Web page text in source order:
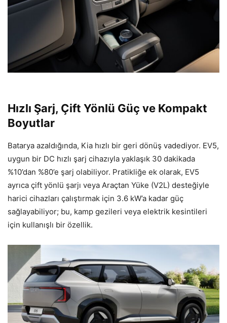
Hızlı Şarj, Çift Yönlü Güç ve Kompakt
Boyutlar
Batarya azaldığında, Kia hızlı bir geri dönüş vadediyor. EV5,
uygun bir DC hızlı şarj cihazıyla yaklaşık 30 dakikada
%10’dan %80’e şarj olabiliyor. Pratikliğe ek olarak, EV5
ayrıca çift yönlü şarjı veya Araçtan Yüke (V2L) desteğiyle
harici cihazları çalıştırmak için 3.6 kW’a kadar güç
sağlayabiliyor; bu, kamp gezileri veya elektrik kesintileri
için kullanışlı bir özellik.